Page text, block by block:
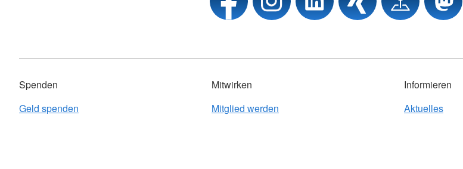
Spenden
Geld spenden
Mitwirken
Mitglied werden
Informieren
Aktuelles